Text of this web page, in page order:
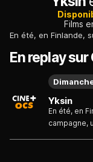
Films
En replay sur
Yksin
En été, en
campagne,